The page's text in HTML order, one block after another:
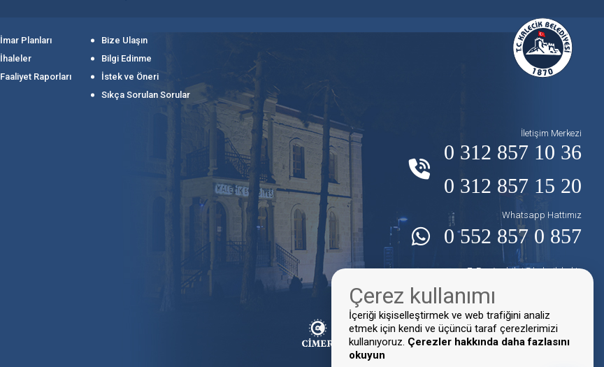
İmar Planları
İhaleler
Faaliyet Raporları
Bize Ulaşın
Bilgi Edinme
İstek ve Öneri
Sıkça Sorulan Sorular
İletişim Merkezi
0 312 857 10 36
0 312 857 15 20
Whatsapp Hattımız
0 552 857 0 857
E-Posta:bilgi@kalecik.bel.tr
Çerez kullanımı
İçeriği kişiselleştirmek ve web trafiğini analiz
etmek için kendi ve üçüncü taraf çerezlerimizi
kullanıyoruz. Çerezler hakkında daha fazlasını
okuyun